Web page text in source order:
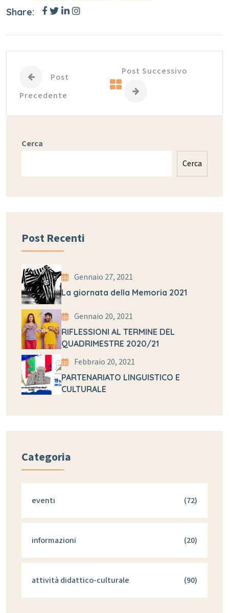
Share:
Post
Precedente
Post Successivo
Cerca
Cerca
Post Recenti
Gennaio 27, 2021
La giornata della Memoria 2021
Gennaio 20, 2021
RIFLESSIONI AL TERMINE DEL
QUADRIMESTRE 2020/21
Febbraio 20, 2021
PARTENARIATO LINGUISTICO E
CULTURALE
Categoria
eventi (72)
informazioni (20)
attività didattico-culturale (90)